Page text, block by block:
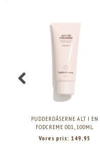
PUDDERDÅSERNE ALT I EN
FODCREME 001, 100ML.
Vores pris: 149,95